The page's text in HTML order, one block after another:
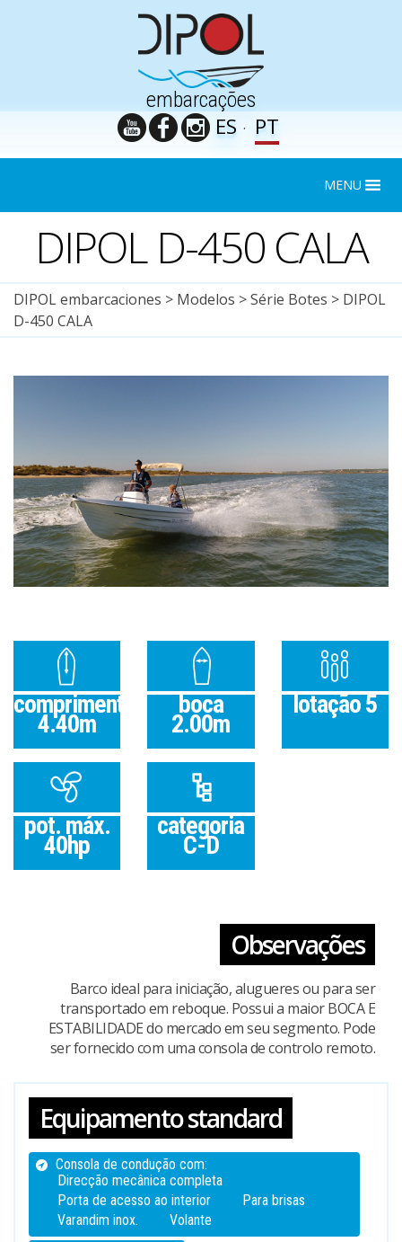
embarcações
ES PT
MENU
DIPOL D-450 CALA
DIPOL embarcaciones > Modelos >Série Botes > DIPOL
D-450 CALA
comprimento
4.40m
boca
2.00m
lotação 5
pot. máx.
40hp
categoria
C-D
Observações
Barco ideal para iniciação, alugueres ou para ser
transportado em reboque. Possui a maior BOCA E
ESTABILIDADE do mercado em seu segmento. Pode
ser fornecido com uma consola de controlo remoto.
Equipamento standard
Consola de condução com:
Direcção mecânica completa
Porta de acesso ao interior
Para brisas
Varandim inox.
Volante